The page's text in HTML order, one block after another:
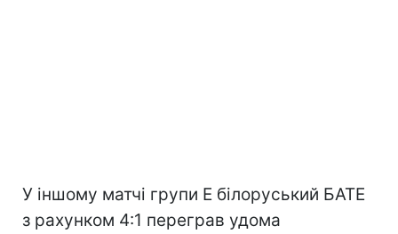
У іншому матчі групи Е білоруський БАТЕ
з рахунком 4:1 переграв удома